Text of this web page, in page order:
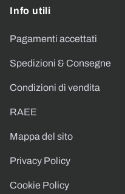
Info utili
Pagamenti accettati
Spedizioni & Consegne
Condizioni di vendita
RAEE
Mappa del sito
Privacy Policy
Cookie Policy